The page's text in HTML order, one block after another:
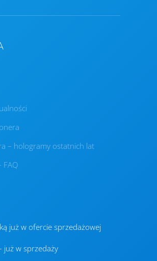
– hologramy ostatnich lat
FAQ
już w ofercie sprzedażowej
już w sprzedaży